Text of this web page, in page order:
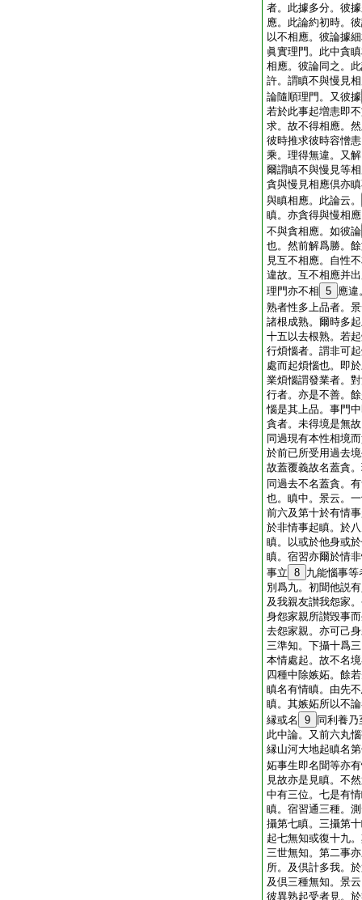
者。此據多分。彼
應。此論約初時。
以不相應。彼論據
眞實理門。此中貪
相應。彼論同之。
許。謂瞋不與慢見
論隨順理門。又彼據
若於此事起増恚即
求。故不得相應。
彼時推求彼時容憎
乘。理得無違。又
爾謂瞋不與慢見等
貪與慢見相應倶亦
與瞋相應。此論云。
瞋。亦貪得與慢相
不與貪相應。如彼論
也。然前解爲勝。
見互不相應。自性
違故。互不相應并
理門亦不相 5 應違
熟者性多上品者。
諸根成熟。爾時多
十五以去根熟。若
行煩惱者。謂非可
處而起煩惱也。即
業煩惱謂發業者。
行者。亦是不善。
惱是其上品。事門
貪者。未得境是無
同過現有本性相境
於前已所受用過去
故蓋覆義故名蓋貪
同過去不名蓋貪。
也。瞋中。景云。
前六及第十於有情
於非情事起瞋。於
瞋。以或於他身或
瞋。宿習亦爾於情
事立 8 九能惱事
別爲九。初聞他説
及我親友讃我怨家
身怨家親所讃毀事
去怨家親。亦可己
三準知。下攝十爲
本情處起。故不名
四種中除嫉妬。餘
瞋名有情瞋。由先
瞋。其嫉妬所以不
縁或名
9
同利養
此中論。又前六丸
縁山河大地起瞋名
妬事生即名聞等亦
見故亦是見瞋。不
中有三位。七是有
瞋。宿習通三種。
攝第七瞋。三攝第
起七無知或復十九
三世無知。第二事
所。及倶計多我。
及倶三種無知。景
彼異熟起受者見。